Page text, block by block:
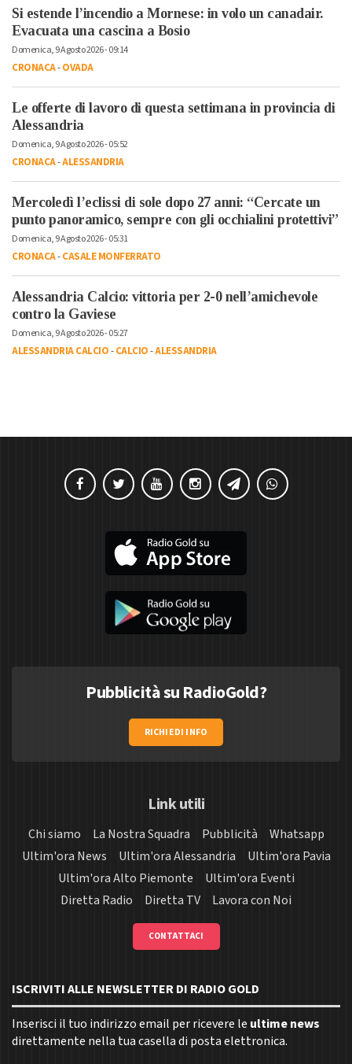
Si estende l’incendio a Mornese: in volo un canadair.
Evacuata una cascina a Bosio
Domenica, 9 Agosto 2026 - 09:14
CRONACA-OVADA
Le offerte di lavoro di questa settimana in provincia di
Alessandria
Domenica, 9 Agosto 2026 - 05:52
CRONACA-ALESSANDRIA
Mercoledì l’eclissi di sole dopo 27 anni: “Cercate un
punto panoramico, sempre con gli occhialini protettivi”
Domenica, 9 Agosto 2026 - 05:31
CRONACA-CASALE MONFERRATO
Alessandria Calcio: vittoria per 2-0 nell’amichevole
contro la Gaviese
Domenica, 9 Agosto 2026 - 05:27
ALESSANDRIA CALCIO-CALCIO-ALESSANDRIA
Pubblicità su RadioGold?
RICHIEDI INFO
Link utili
Chi siamo La Nostra Squadra Pubblicità
Whatsapp
Ultim'ora News
Ultim'ora Alessandria
Ultim'ora Pavia
Ultim'ora Alto Piemonte
Ultim'ora Eventi
Diretta Radio
Diretta TV Lavora con Noi
CONTATTACI
ISCRIVITI ALLE NEWSLETTER DI RADIO GOLD
Inserisci il tuo indirizzo email per ricevere le ultime news
direttamente nella tua casella di posta elettronica.